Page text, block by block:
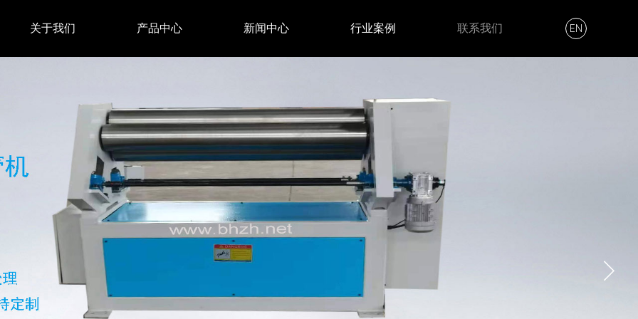
关于我们 产品中心 新闻中心 行业案例 联系我们 EN